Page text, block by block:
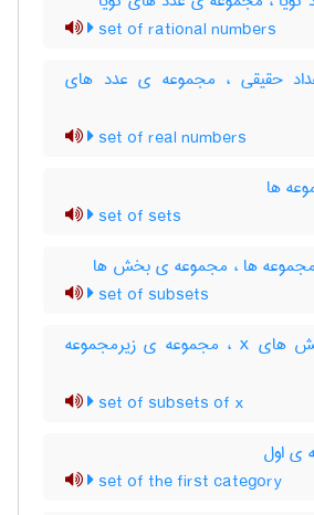
set of rational numbers
حقیقی ، مجموعه ی عدد های
set of real numbers
ها
set of sets
ها ، مجموعه ی بخش ها
set of subsets
مجموعه ی بخش های x ، مجموعه ی زیرمجموعه
set of subsets of x
ی اول
set of the first category